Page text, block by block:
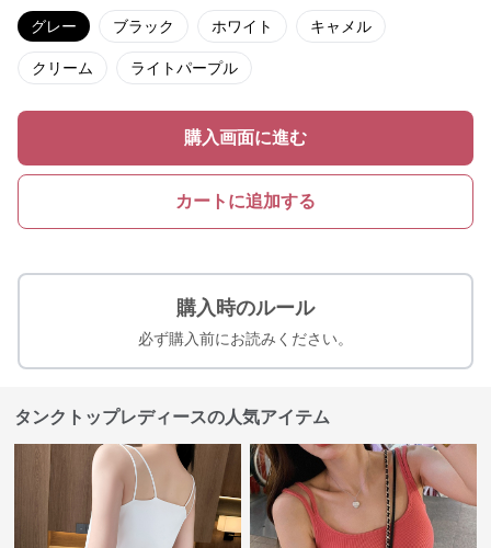
グレー ブラック ホワイト キャメル
クリーム ライトパープル
購入画面に進む
カートに追加する
購入時のルール
必ず購入前にお読みください。
タンクトップレディースの人気アイテム